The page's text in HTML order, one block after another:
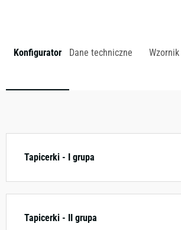
Dostępny w różnych konfiguracjach
Konfigurator Dane techniczne Wzornik
Tapicerki - I grupa
Tapicerki - II grupa